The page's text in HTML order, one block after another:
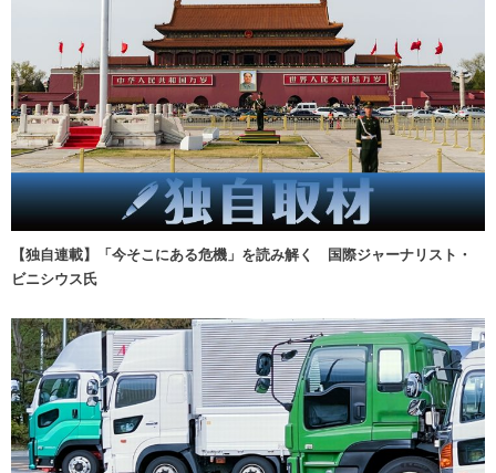
【独自連載】「今そこにある危機」を読み解く 国際ジャーナリスト・
ビニシウス氏